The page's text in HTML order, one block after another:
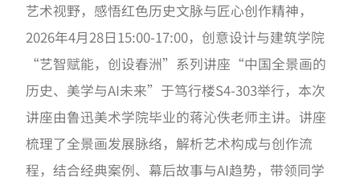
艺术视野，感悟红色历史文脉与匠心创作精神，
2026年4月28日15:00-17:00，创意设计与建筑学院
“艺智赋能，创设春洲”系列讲座“中国全景画的
历史、美学与AI未来”于笃行楼S4-303举行，本次
讲座由鲁迅美术学院毕业的蒋沁佚老师主讲。讲座
梳理了全景画发展脉络，解析艺术构成与创作流
程，结合经典案例、幕后故事与AI趋势，带领同学